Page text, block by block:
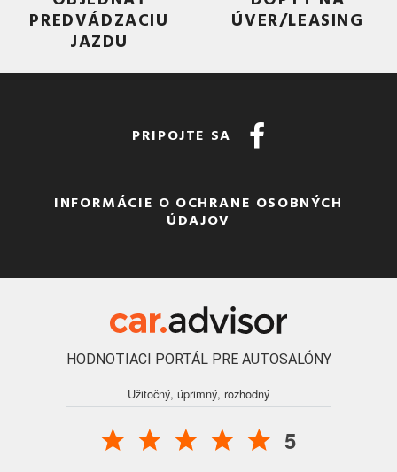
PREDVÁDZACIU
JAZDU
ÚVER/LEASING
PRIPOJTE SA
INFORMÁCIE O OCHRANE OSOBNÝCH
ÚDAJOV
HODNOTIACI PORTÁL PRE AUTOSALÓNY
Užitočný, úprimný, rozhodný
5